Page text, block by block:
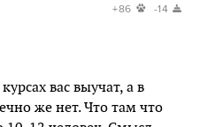
+86 -14
вас выучат, а в
же нет. Что там что